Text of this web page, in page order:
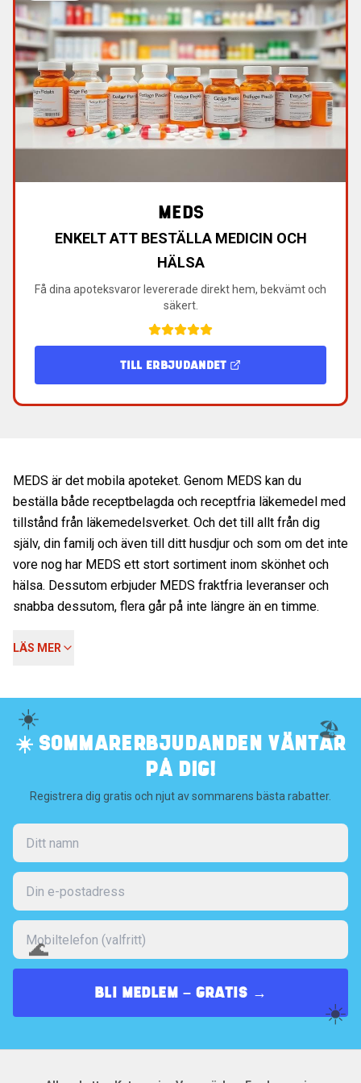
MEDS
ENKELT ATT BESTÄLLA MEDICIN OCH
HÄLSA
Få dina apoteksvaror levererade direkt hem, bekvämt och
säkert.
TILL ERBJUDANDET
MEDS är det mobila apoteket. Genom MEDS kan du
beställa både receptbelagda och receptfria läkemedel med
tillstånd från läkemedelsverket. Och det till allt från dig
själv, din familj och även till ditt husdjur och som om det inte
vore nog har MEDS ett stort sortiment inom skönhet och
hälsa. Dessutom erbjuder MEDS fraktfria leveranser och
snabba dessutom, flera går på inte längre än en timme.
LÄS MER
☀️ 🏖️
🌊
☀️
☀️ SOMMARERBJUDANDEN VÄNTAR
PÅ DIG!
Registrera dig gratis och njut av sommarens bästa rabatter.
BLI MEDLEM – GRATIS →